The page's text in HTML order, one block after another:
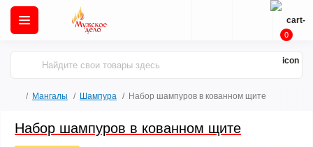
0
Мангалы Шампура Набор шампуров в кованном щите
Набор шампуров в кованном щите